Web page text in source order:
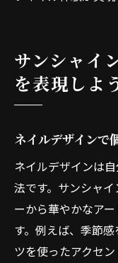
サンシャイ
を表現しよ
ネイルデザインで
ネイルデザインは
法です。サンシャ
ーから華やかなア
す。例えば、季節
ツを使ったアクセ